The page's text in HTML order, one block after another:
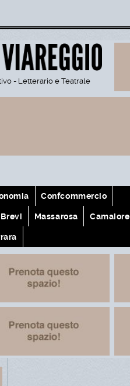
- Letterario e Teatrale
Confcommercio
Brevi Massarosa Camaiore